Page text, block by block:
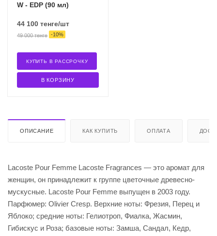
W - EDP (90 мл)
44 100 тенге/шт
49 000тенге -10%
В КОРЗИНУ
КУПИТЬ В РАССРОЧКУ
ОПИСАНИЕ КАК КУПИТЬ ОПЛАТА
Lacoste Pour Femme Lacoste Fragrances — это аромат для
женщин, он принадлежит к группе цветочные древесно-
мускусные. Lacoste Pour Femme выпущен в 2003 году.
Парфюмер: Olivier Cresp. Верхние ноты: Фрезия, Перец и
Яблоко; средние ноты: Гелиотроп, Фиалка, Жасмин,
Гибискус и Роза; базовые ноты: Замша, Сандал, Кедр,